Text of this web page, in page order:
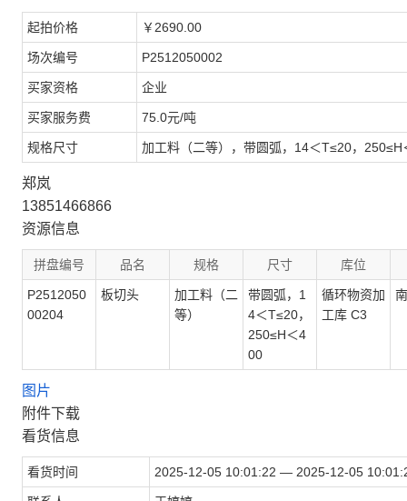
起拍价格 ￥2690.00
场次编号 P2512050002
买家资格 企业
买家服务费 75.0元/吨
规格尺寸 加工料（二等），带圆弧，14＜T≤20，250≤H
郑岚
13851466866
资源信息
拼盘编号 品名 规格 尺寸 库位
P2512050
00204
板切头
加工料（二
等）
带圆弧，1
4＜T≤20，
250≤H＜4
00
循环物资加
工库 C3
图片
附件下载
看货信息
看货时间 2025-12-05 10:01:22 — 2025-12-05